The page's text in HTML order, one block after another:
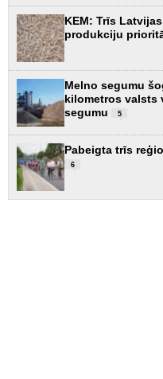
KEM: Trīs
produkciju
Melno segumu
kilometros valsts
segumu
5
Pabeigta trīs
6